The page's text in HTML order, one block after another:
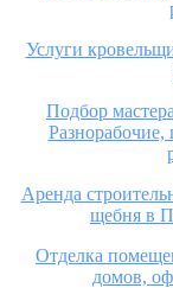
Услуги
Подбор
Разнорабочие,
Аренда
щебня в
Отделка
домов,